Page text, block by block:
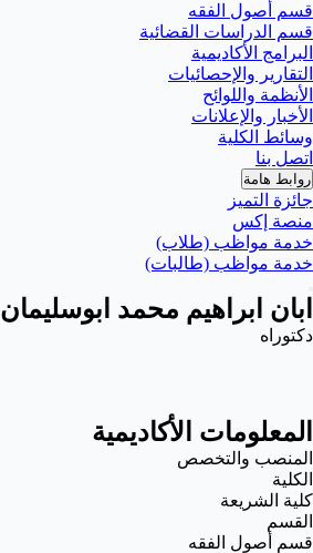
قسم أصول الفقه
قسم الدراسات القضائية
البرامج الأكاديمية
التقارير والإحصائيات
الأنظمة واللوائح
الأخبار والإعلانات
وسائط الكلية
اتصل بنا
روابط هامة
جائزة التميز
منصة إكس
خدمة مواظب (طلاب)
خدمة مواظب (طالبات)
ابان ابراهيم محمد ابوسليمان
دكتوراه
المعلومات الأكاديمية
المنصب والتخصص
الكلية
كلية الشريعة
القسم
قسم أصول الفقه